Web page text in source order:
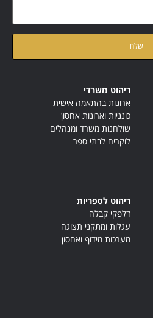
מדיניות הפרטיות
ריהוט משרדי
ארונות בהתאמה אישית
כונניות וארונות אחסון
שולחנות משרד ומנהלים
לוקרים לבתי ספר
ריהוט לספריות
דלפקי קבלה
עגלות ומתקני תצוגה
מערכות מידוף ואחסון